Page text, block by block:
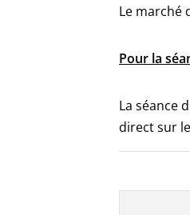
Le marché
Pour la
La séance
direct sur